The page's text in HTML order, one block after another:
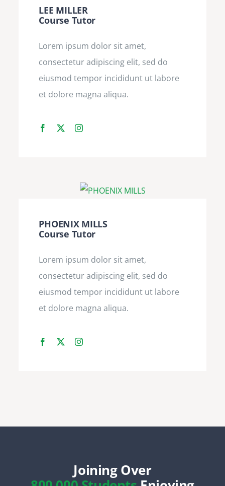
LEE MILLER
Course Tutor
Lorem ipsum dolor sit amet,
consectetur adipiscing elit, sed do
eiusmod tempor incididunt ut labore
et dolore magna aliqua.
PHOENIX MILLS
Course Tutor
Lorem ipsum dolor sit amet,
consectetur adipiscing elit, sed do
eiusmod tempor incididunt ut labore
et dolore magna aliqua.
Joining Over